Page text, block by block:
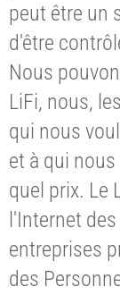
peut être un
d'être
Nous
LiFi, nous,
qui nous
et à qui
quel prix. Le
l'Internet
entreprises
des